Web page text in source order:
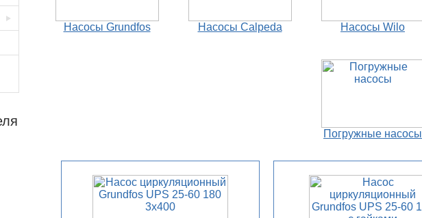
Насосы Grundfos Насосы Calpeda Насосы Wilo
Погружные насосы